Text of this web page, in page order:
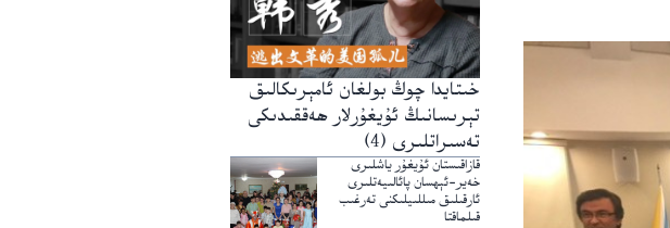
خىتايدا چوڭ بولغان ئامېرىكالىق
تېرىسانىڭ ئۇيغۇرلار ھەققىدىكى
تەسىراتلىرى (4)
قازاقىستان ئۇيغۇر ياشلىرى
خەير-ئېھسان پائالىيەتلىرى
ئارقىلىق مىللىيلىكنى تەرغىب
قىلماقتا